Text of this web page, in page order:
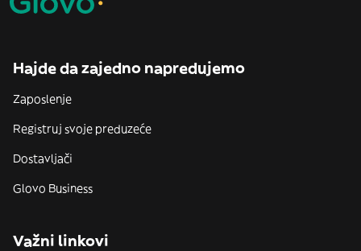
Hajde da zajedno napredujemo
Zaposlenje
Registruj svoje preduzeće
Dostavljači
Glovo Business
Važni linkovi